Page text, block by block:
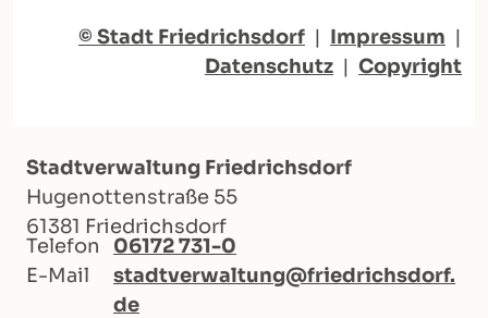
© Stadt Friedrichsdorf | Impressum |
Datenschutz | Copyright
Stadtverwaltung Friedrichsdorf
Hugenottenstraße 55
61381 Friedrichsdorf
Telefon
06172 731-0
E-Mail
stadtverwaltung@friedrichsdorf.
de